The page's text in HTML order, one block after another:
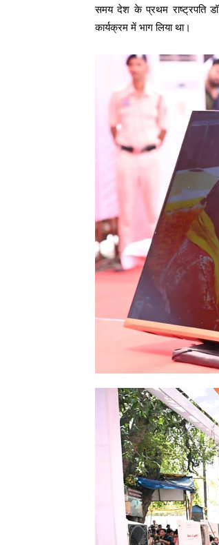
समय देश के प्रथम राष्ट्रपति डॉ.
कार्यक्रम में भाग लिया था।